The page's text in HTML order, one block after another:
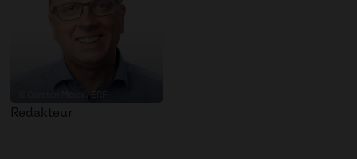
Redakteur